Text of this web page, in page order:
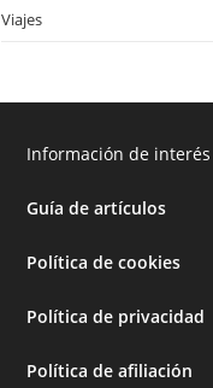
Viajes
Información de interés
Guía de artículos
Política de cookies
Política de privacidad
Política de afiliación